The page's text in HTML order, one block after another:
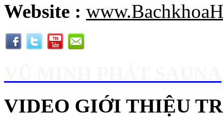
Website :
VIDEO GIỚI THIỆU